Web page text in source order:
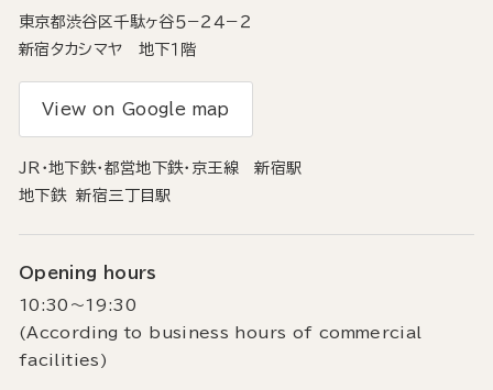
東京都渋谷区千駄ヶ谷５−２４−２
新宿タカシマヤ 地下１階
View on Google map
JR・地下鉄・都営地下鉄・京王線 新宿駅
地下鉄 新宿三丁目駅
Opening hours
10:30〜19:30
(According to business hours of commercial
facilities)